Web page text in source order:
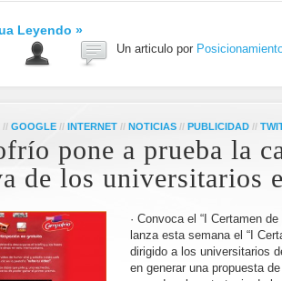
Leyendo »
Un articulo por
// GOOGLE // INTERNET // NOTICIAS // PUBLICIDAD //
pone a prueba la
de los universitarios
· Convoca el “I Certamen
lanza esta semana el “I
dirigido a los universitarios
en generar una propuesta